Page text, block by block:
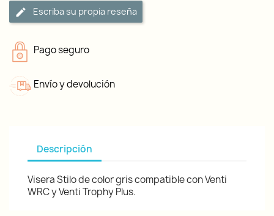
Escriba su propia reseña
Pago seguro
Envío y devolución
Descripción
Visera Stilo de color gris compatible con Venti
WRC y Venti Trophy Plus.